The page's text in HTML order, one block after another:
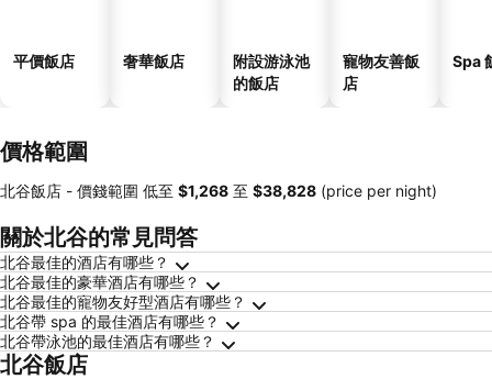
平價飯店 奢華飯店
附設游泳池
的飯店
寵物友善飯
店
Spa
價格範圍
北谷飯店 - 價錢範圍 低至 ‎$1,268 至 ‎$38,828 (price per night)
關於北谷的常見問答
北谷最佳的酒店有哪些？
北谷最佳的豪華酒店有哪些？
北谷最佳的寵物友好型酒店有哪些？
北谷帶 spa 的最佳酒店有哪些？
北谷帶泳池的最佳酒店有哪些？
北谷飯店